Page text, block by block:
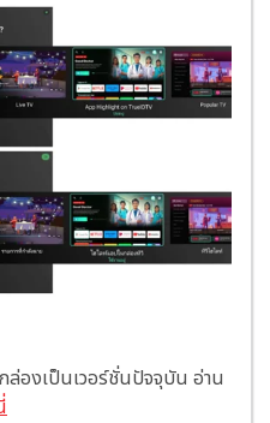
องเป็นเวอร์ชั่นปัจจุบัน อ่าน